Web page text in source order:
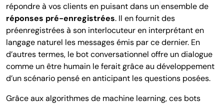
répondre à vos clients en puisant dans unensemble de
réponses pré-enregistrées. Il en fournit des
préenregistrées à son interlocuteur en interprétant en
langage naturel les messages émis par ce dernier. En
d’autres termes, le bot conversationnel offre un dialogue
comme un être humain le ferait grâce au développement
d’un scénario pensé en anticipant les questions posées.
Grâce aux algorithmes de machine learning, ces bots